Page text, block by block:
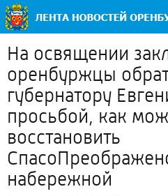
На освящении
оренбуржцы
губернатору
просьбой, как
восстановить
набережной